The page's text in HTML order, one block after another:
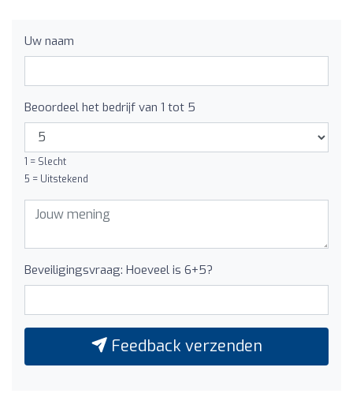
Uw naam
Beoordeel het bedrijf van 1 tot 5
1 = Slecht
5 = Uitstekend
Beveiligingsvraag: Hoeveel is 6+5?
Feedback verzenden